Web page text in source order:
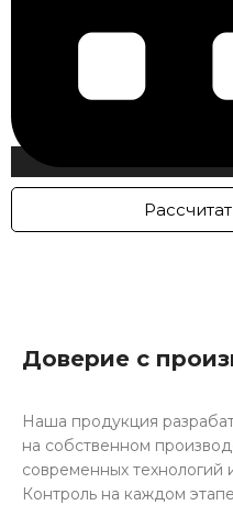
Доверие с
Наша продукция
на собственном
современных технологий
Контроль на каждом